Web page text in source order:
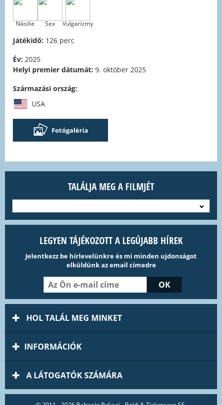
Násilie Sex Vulgarizmy
Játékidő: 126 perc
Év: 2025
Helyi premier dátumát: 9. október 2025
Származási ország:
USA
Fotógaléria
TALÁLJA MEG A FILMJÉT
LEGYEN TÁJÉKOZOTT A LEGÚJABB HÍREK
Jelentkezz be hírlevelünkre és mi minden ujdonságot
elküldünk az email címedre
HOL TALÁL MEG MINKET
INFORMÁCIÓK
A LÁTOGATÓK SZÁMÁRA